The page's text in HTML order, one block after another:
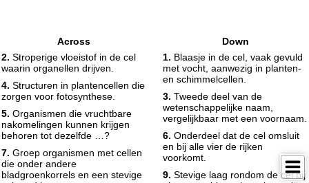
Across
2. Stroperige vloeistof in de cel
waarin organellen drijven.
4. Structuren in plantencellen die
zorgen voor fotosynthese.
5. Organismen die vruchtbare
nakomelingen kunnen krijgen
behoren tot dezelfde …?
7. Groep organismen met cellen
die onder andere
bladgroenkorrels en een stevige
Down
1. Blaasje in de cel, vaak gevuld
met vocht, aanwezig in planten-
en schimmelcellen.
3. Tweede deel van de
wetenschappelijke naam,
vergelijkbaar met een voornaam.
6. Onderdeel dat de cel omsluit
en bij alle vier de rijken
voorkomt.
9. Stevige laag rondom de cel bij